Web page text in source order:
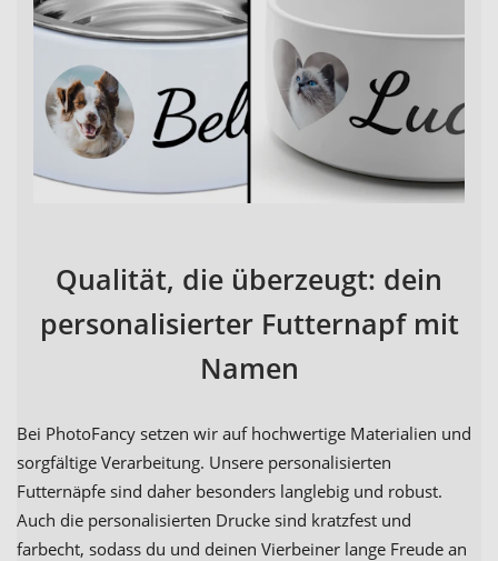
Qualität, die überzeugt: dein
personalisierter Futternapf mit
Namen
Bei PhotoFancy setzen wir auf hochwertige Materialien und
sorgfältige Verarbeitung. Unsere personalisierten
Futternäpfe sind daher besonders langlebig und robust.
Auch die personalisierten Drucke sind kratzfest und
farbecht, sodass du und deinen Vierbeiner lange Freude an